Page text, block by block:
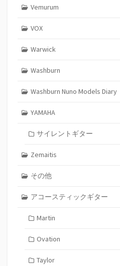
Vemurum
VOX
Warwick
Washburn
Washburn Nuno Models Diary
YAMAHA
サイレントギター
Zemaitis
その他
アコースティックギター
Martin
Ovation
Taylor